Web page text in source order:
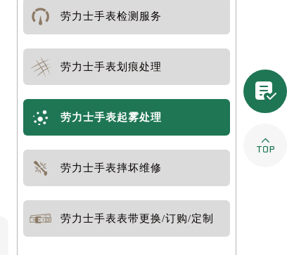
劳力士手表检测服务
劳力士手表划痕处理
劳力士手表起雾处理
劳力士手表摔坏维修
劳力士手表表带更换/订购/定制

